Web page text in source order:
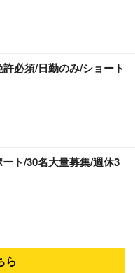
必須/日勤のみ/ショート
ト/30名大量募集/週休3
ら